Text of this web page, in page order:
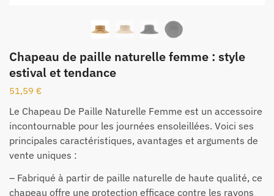
Chapeau de paille naturelle femme : style
estival et tendance
51,59 €
Le Chapeau De Paille Naturelle Femme est un accessoire
incontournable pour les journées ensoleillées. Voici ses
principales caractéristiques, avantages et arguments de
vente uniques :
– Fabriqué à partir de paille naturelle de haute qualité, ce
chapeau offre une protection efficace contre les rayons